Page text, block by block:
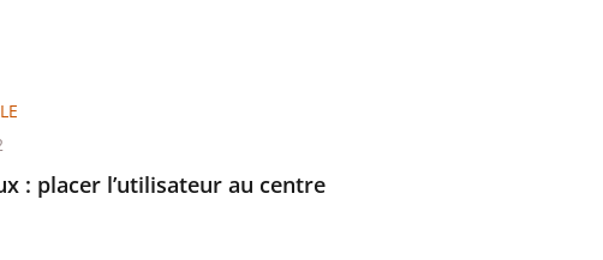
: placer l’utilisateur au centre